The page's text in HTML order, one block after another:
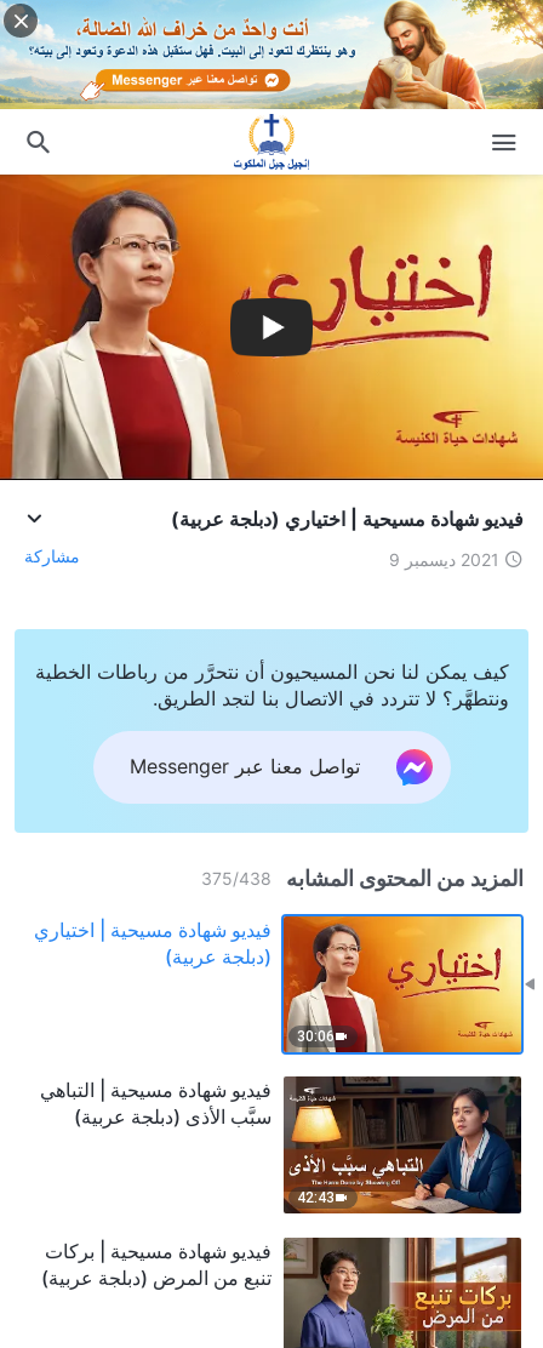
فيديو شهادة مسيحية | اختياري (دبلجة عربية)
2021 ديسمبر 9 مشاركة
كيف يمكن لنا نحن المسيحيون أن نتحرَّر من رباطات الخطية
ونتطهَّر؟ لا تتردد في الاتصال بنا لتجد الطريق.
تواصل معنا عبر Messenger
المزيد من المحتوى المشابه 375/438
30:06
فيديو شهادة مسيحية | اختياري
(دبلجة عربية)
42:43
فيديو شهادة مسيحية | التباهي
سبَّب الأذى (دبلجة عربية)
فيديو شهادة مسيحية | بركات
تنبع من المرض (دبلجة عربية)